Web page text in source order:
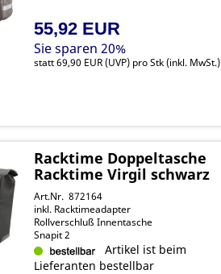
55,92 EUR
Sie sparen 20%
statt69,90 EUR(UVP) pro Stk (inkl. MwSt.)
Racktime Doppeltasche
Racktime Virgil schwarz
Art.Nr. 872164
inkl. Racktimeadapter
Rollverschluß Innentasche
Snapit 2
Artikel ist beim
Lieferanten bestellbar